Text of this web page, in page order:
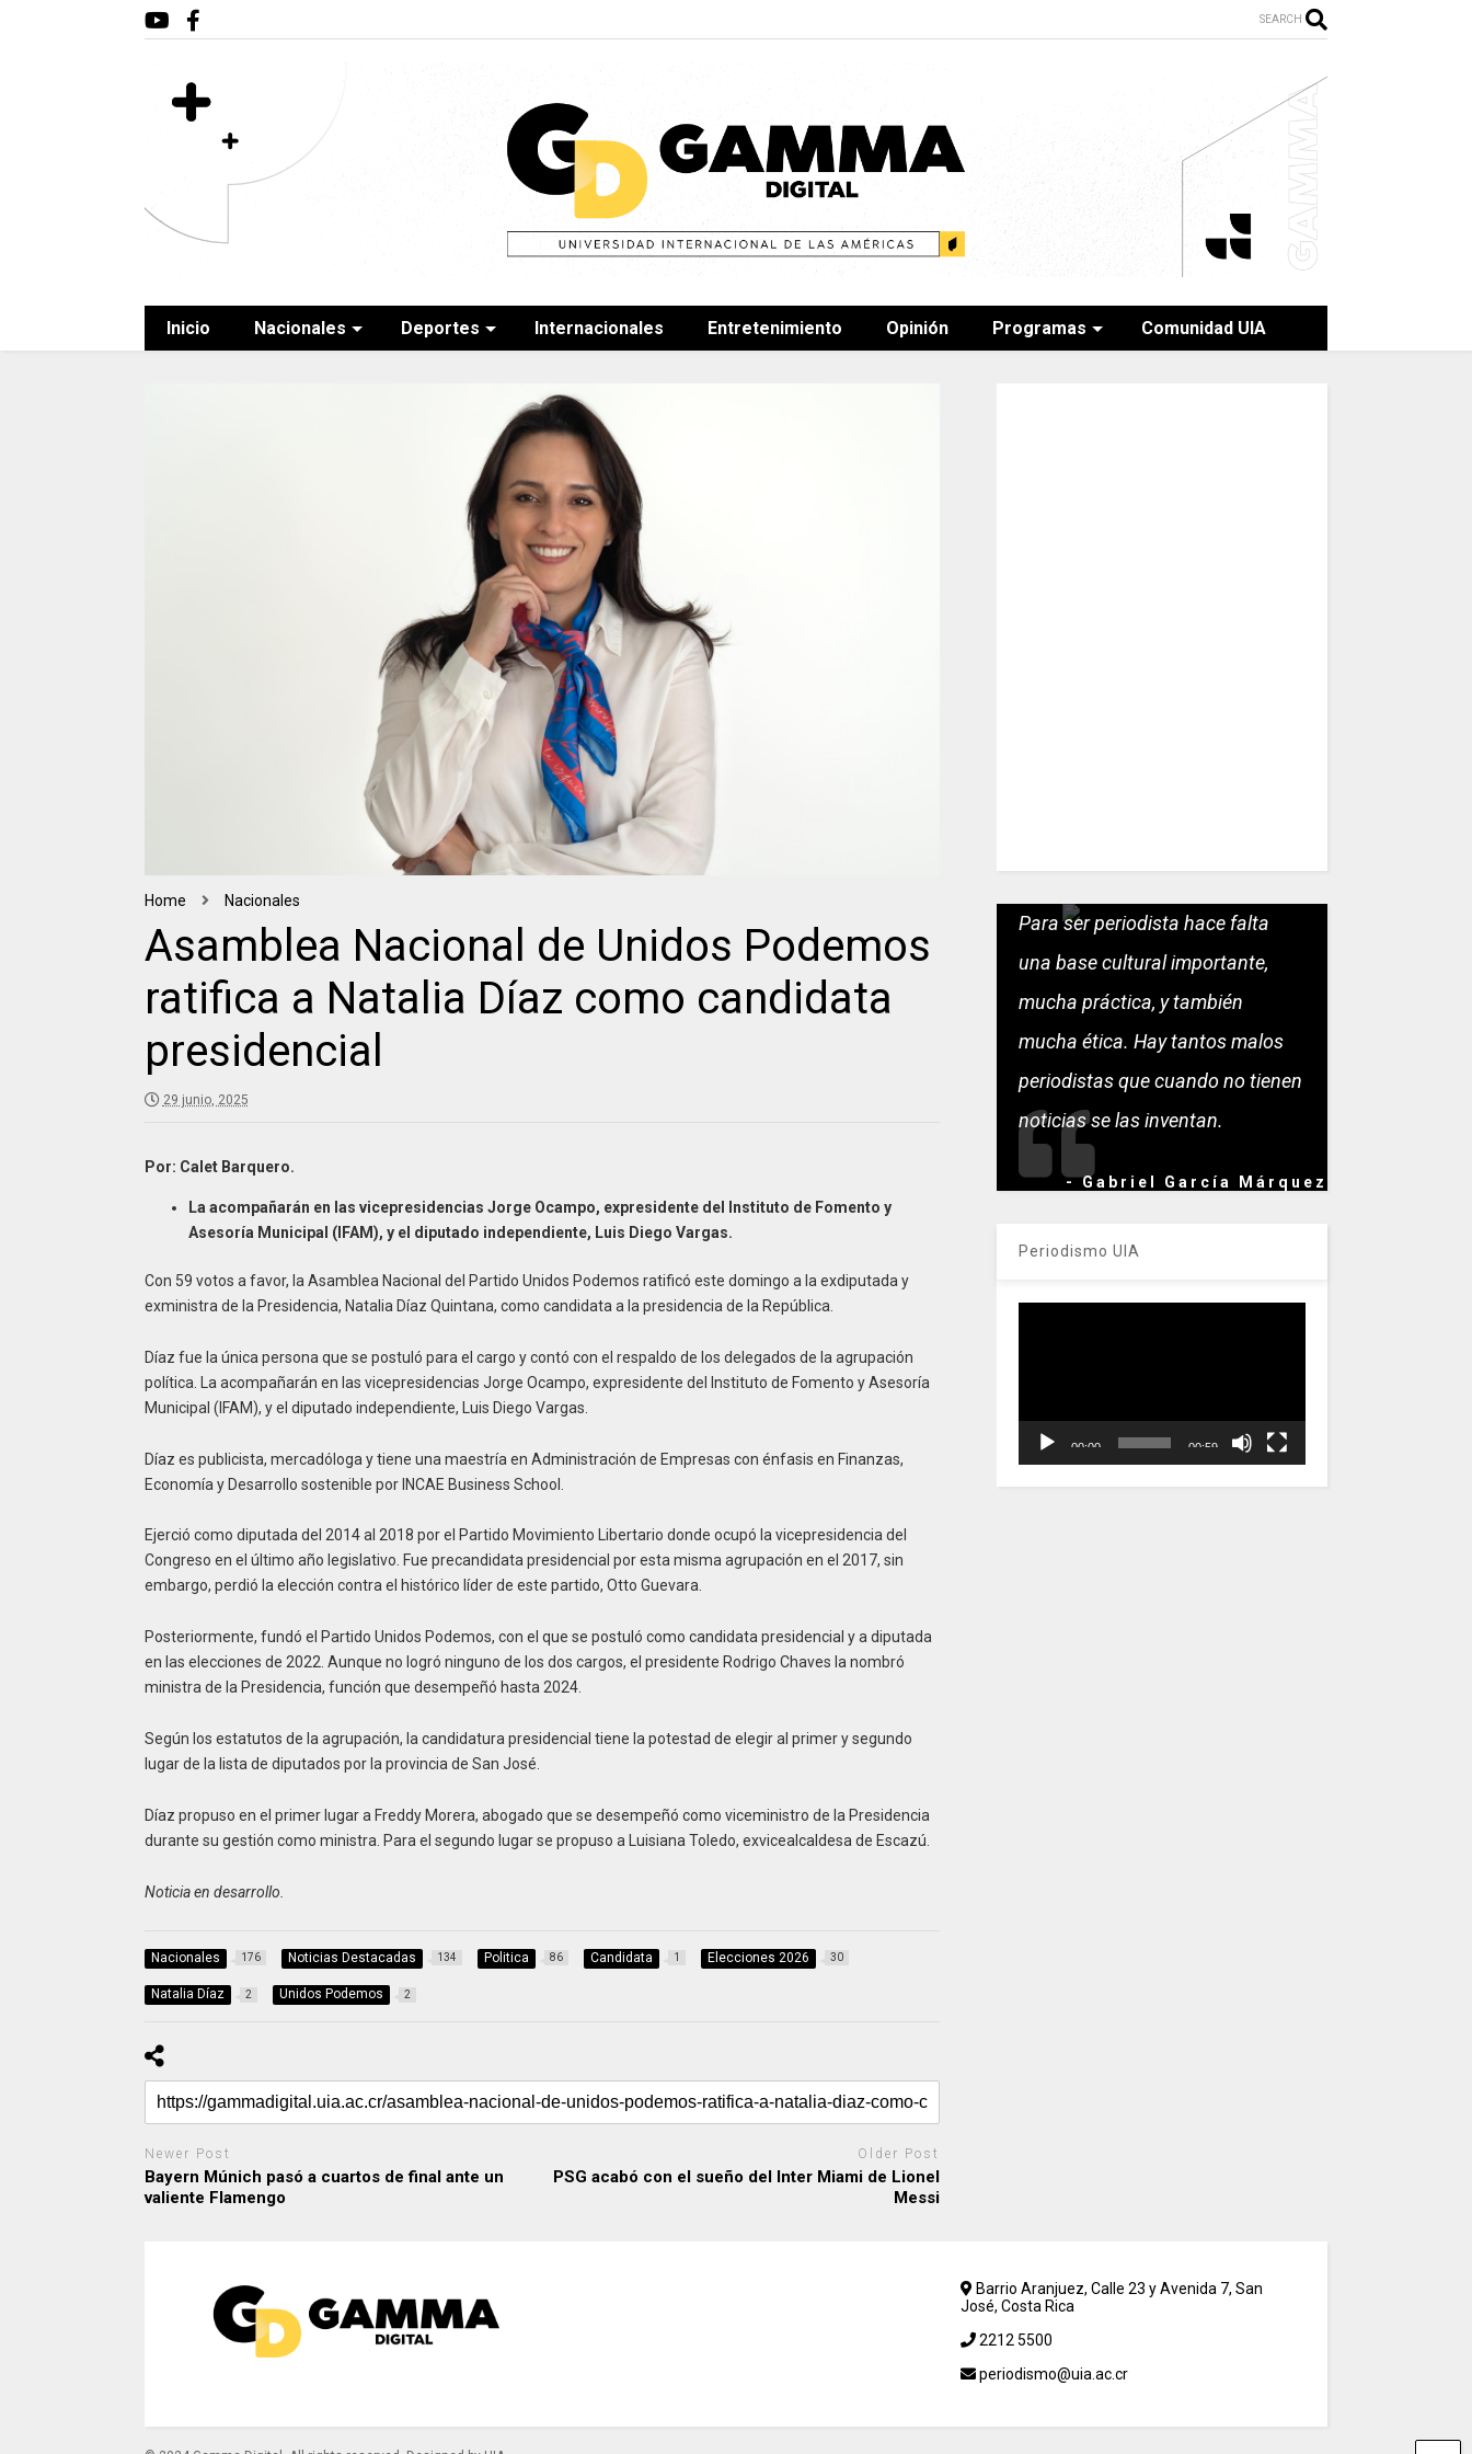
SEARCH
Inicio Nacionales Deportes Internacionales Entretenimiento Opinión Programas Comunidad UIA
Home Nacionales
Asamblea Nacional de Unidos Podemos
ratifica a Natalia Díaz como candidata
presidencial
29 junio, 2025
Por: Calet Barquero.
La acompañarán en las vicepresidencias Jorge Ocampo, expresidente del Instituto de Fomento y
Asesoría Municipal (IFAM), y el diputado independiente, Luis Diego Vargas.
Con 59 votos a favor, la Asamblea Nacional del Partido Unidos Podemos ratificó este domingo a la exdiputada y
exministra de la Presidencia, Natalia Díaz Quintana, como candidata a la presidencia de la República.
Díaz fue la única persona que se postuló para el cargo y contó con el respaldo de los delegados de la agrupación
política. La acompañarán en las vicepresidencias Jorge Ocampo, expresidente del Instituto de Fomento y Asesoría
Municipal (IFAM), y el diputado independiente, Luis Diego Vargas.
Díaz es publicista, mercadóloga y tiene una maestría en Administración de Empresas con énfasis en Finanzas,
Economía y Desarrollo sostenible por INCAE Business School.
Ejerció como diputada del 2014 al 2018 por el Partido Movimiento Libertario donde ocupó la vicepresidencia del
Congreso en el último año legislativo. Fue precandidata presidencial por esta misma agrupación en el 2017, sin
embargo, perdió la elección contra el histórico líder de este partido, Otto Guevara.
Posteriormente, fundó el Partido Unidos Podemos, con el que se postuló como candidata presidencial y a diputada
en las elecciones de 2022. Aunque no logró ninguno de los dos cargos, el presidente Rodrigo Chaves la nombró
ministra de la Presidencia, función que desempeñó hasta 2024.
Según los estatutos de la agrupación, la candidatura presidencial tiene la potestad de elegir al primer y segundo
lugar de la lista de diputados por la provincia de San José.
Díaz propuso en el primer lugar a Freddy Morera, abogado que se desempeñó como viceministro de la Presidencia
durante su gestión como ministra. Para el segundo lugar se propuso a Luisiana Toledo, exvicealcaldesa de Escazú.
Noticia en desarrollo.
Nacionales 176 Noticias Destacadas 134 Politica 86 Candidata 1 Elecciones 2026 30
Natalia Díaz 2 Unidos Podemos 2
Newer Post
Bayern Múnich pasó a cuartos de final ante un
valiente Flamengo
Older Post
PSG acabó con el sueño del Inter Miami de Lionel
Messi
Para ser periodista hace falta
una base cultural importante,
mucha práctica, y también
mucha ética. Hay tantos malos
periodistas que cuando no tienen
noticias se las inventan.
- Gabriel García Márquez
Periodismo UIA
00:00 00:59
Barrio Aranjuez, Calle 23 y Avenida 7, San
José, Costa Rica
2212 5500
periodismo@uia.ac.cr